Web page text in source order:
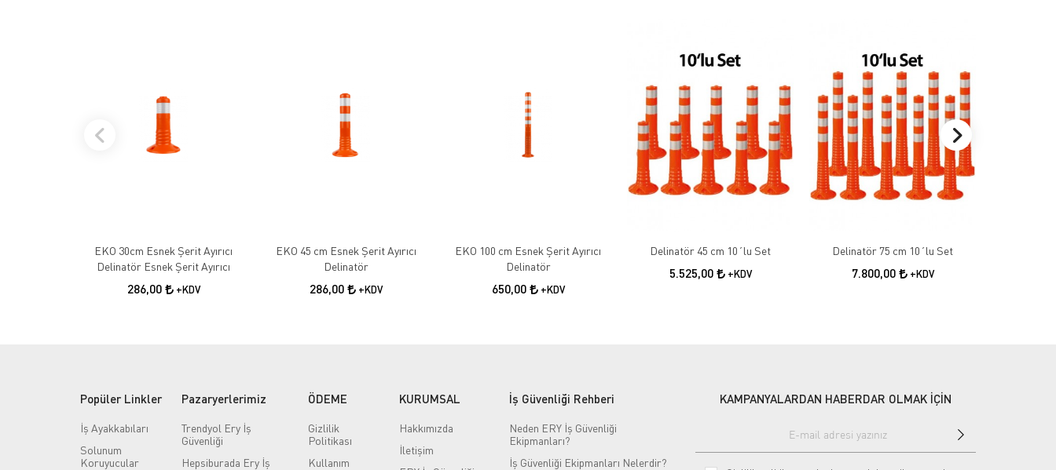
EKO 30cm Esnek Şerit Ayırıcı
Delinatör Esnek Şerit Ayırıcı
286,00 +KDV
EKO 45 cm Esnek Şerit Ayırıcı
Delinatör
286,00 +KDV
EKO 100 cm Esnek Şerit Ayırıcı
Delinatör
650,00 +KDV
Delinatör 45 cm 10´lu Set
5.525,00 +KDV
Delinatör 75 cm 10´lu Set
7.800,00 +KDV
Popüler Linkler
İş Ayakkabıları
Solunum
Koruyucular
Pazaryerlerimiz
Trendyol Ery İş
Güvenliği
Hepsiburada Ery İş
ÖDEME
Gizlilik
Politikası
Kullanım
KURUMSAL
Hakkımızda
İletişim
İş Güvenliği Rehberi
Neden ERY İş Güvenliği
Ekipmanları?
İş Güvenliği Ekipmanları Nelerdir?
KAMPANYALARDAN HABERDAR OLMAK İÇİN